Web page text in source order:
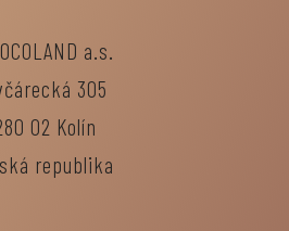
a.s.
305
02 Kolín
republika